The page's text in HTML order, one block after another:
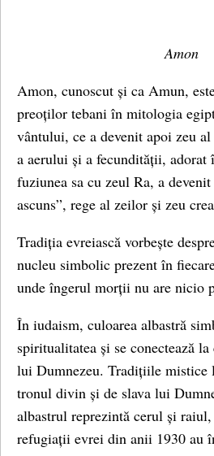
Amon
Amon, cunoscut și ca Amun,
preoților tebani în mitologia
vântului, ce a devenit apoi zeu
a aerului și a fecundității, adorat
fuziunea sa cu zeul Ra, a
ascuns”, rege al zeilor și zeu
Tradiția evreiască vorbește
nucleu simbolic prezent în
unde îngerul morții nu are nicio
În iudaism, culoarea albastră
spiritualitatea și se conectează
lui Dumnezeu. Tradițiile mistice
tronul divin și de slava lui
albastrul reprezintă cerul și raiul,
refugiații evrei din anii 1930 au